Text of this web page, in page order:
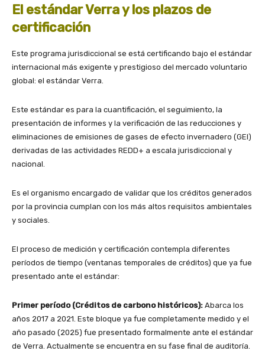
El estándar Verra y los plazos de
certificación
Este programa jurisdiccional se está certificando bajo el estándar
internacional más exigente y prestigioso del mercado voluntario
global: el estándar Verra.
Este estándar es para la cuantificación, el seguimiento, la
presentación de informes y la verificación de las reducciones y
eliminaciones de emisiones de gases de efecto invernadero (GEI)
derivadas de las actividades REDD+ a escala jurisdiccional y
nacional.
Es el organismo encargado de validar que los créditos generados
por la provincia cumplan con los más altos requisitos ambientales
y sociales.
El proceso de medición y certificación contempla diferentes
períodos de tiempo (ventanas temporales de créditos) que ya fue
presentado ante el estándar:
Primer período (Créditos de carbono históricos): Abarca los
años 2017 a 2021. Este bloque ya fue completamente medido y el
año pasado (2025) fue presentado formalmente ante el estándar
de Verra. Actualmente se encuentra en su fase final de auditoría.